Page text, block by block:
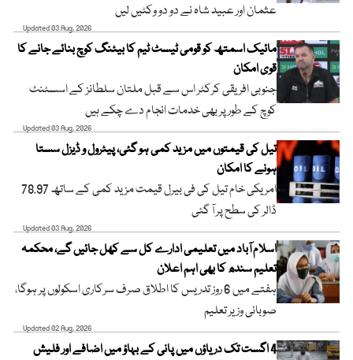
عثمان اور عبید شاہ نے دو دو وکٹیں لیں
Updated 03 Aug, 2026
مائیک اسمتھ کو قومی ٹیسٹ ٹیم کا بیٹنگ کوچ بنائے جانے کا
قوی امکان
جنوبی افریقی کرکٹر اس سے قبل ملتان سلطانز کے اسسٹنٹ
کوچ کے طور پر بھی خدمات انجام دے چکے ہیں
Updated 03 Aug, 2026
تیل کی قیمتوں میں مزید کمی ہو گئی، پیٹرول و ڈیزل سستا
ہونے کا امکان
امریکی خام تیل کی فی بیرل قیمت مزید کمی کے ساتھ 78.97
ڈالر کی سطح پر آ گئی
Updated 03 Aug, 2026
اسلام آباد میں تعلیمی ادارے کل سے کھل جائیں گے، محکمہ
تعلیم سندھ کا بھی اہم اعلان
ہفتے میں 6 روز تدریس کا اطلاق صرف سرکاری اسکولوں پر ہوگا،
صوبائی وزیر تعلیم
Updated 02 Aug, 2026
4 اگست تک دریاؤں میں پانی کے بہاؤ میں اضافے اور فلیش